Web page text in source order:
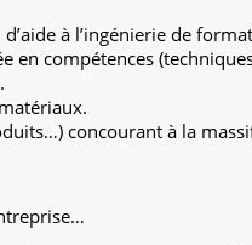
à l’ingénierie de
en compétences
concourant à la